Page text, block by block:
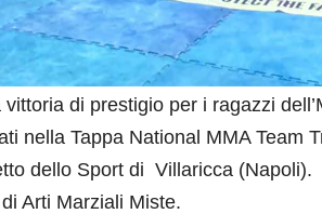
vittoria di prestigio per i ragazzi
nella Tappa National MMA Team
dello Sport di Villaricca
Arti Marziali Miste.